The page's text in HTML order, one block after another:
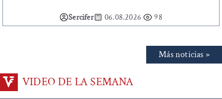
Sercifer 06.08.2026 98
Más noticias »
VIDEO DE LA SEMANA